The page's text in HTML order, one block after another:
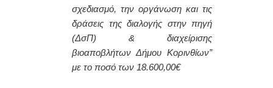
σχεδιασμό, την οργάνωση και τις
δράσεις της διαλογής στην πηγή
(ΔσΠ) & διαχείρισης
βιοαποβλήτων Δήμου Κορινθίων”
με το ποσό των 18.600,00€